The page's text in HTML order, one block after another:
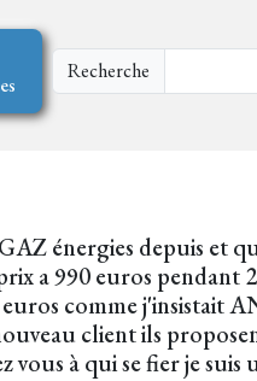
Recherche
énergies depuis et
a 990 euros pendant
euros comme j'insistait
client ils
vous à qui se fier je suis